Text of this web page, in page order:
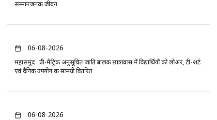
सम्मानजनक जीवन
06-08-2026
महासमुंद : प्री-मैट्रिक अनुसूचित जाति बालक छात्रावास में विद्यार्थियों को लोअर, टी-शर्ट
एवं दैनिक उपयोग की सामग्री वितरित
06-08-2026